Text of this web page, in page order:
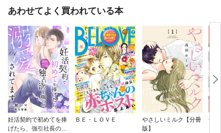
あわせてよく買われている本
妊活契約で初めてを捧
げたら、強引社長の独
ＢＥ・ＬＯＶＥ
やさしいミルク【分冊
版】
十